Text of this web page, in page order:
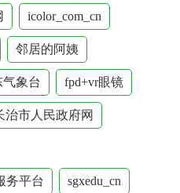
icolor_com_cn
邻居的阿姨
气象台 fpd+vr眼镜
治市人民政府网
务平台 sgxedu_cn